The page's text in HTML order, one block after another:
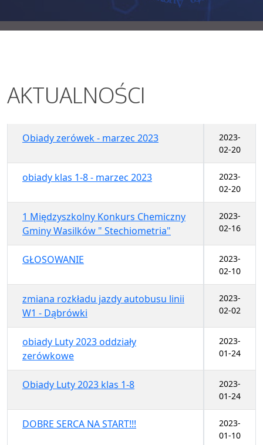
AKTUALNOŚCI
Obiady zerówek - marzec 2023
2023-
02-20
obiady klas 1-8 - marzec 2023
2023-
02-20
1 Międzyszkolny Konkurs Chemiczny
Gminy Wasilków " Stechiometria"
2023-
02-16
GŁOSOWANIE
2023-
02-10
zmiana rozkładu jazdy autobusu linii
W1 - Dąbrówki
2023-
02-02
obiady Luty 2023 oddziały
zerówkowe
2023-
01-24
Obiady Luty 2023 klas 1-8
2023-
01-24
DOBRE SERCA NA START!!!
2023-
01-10